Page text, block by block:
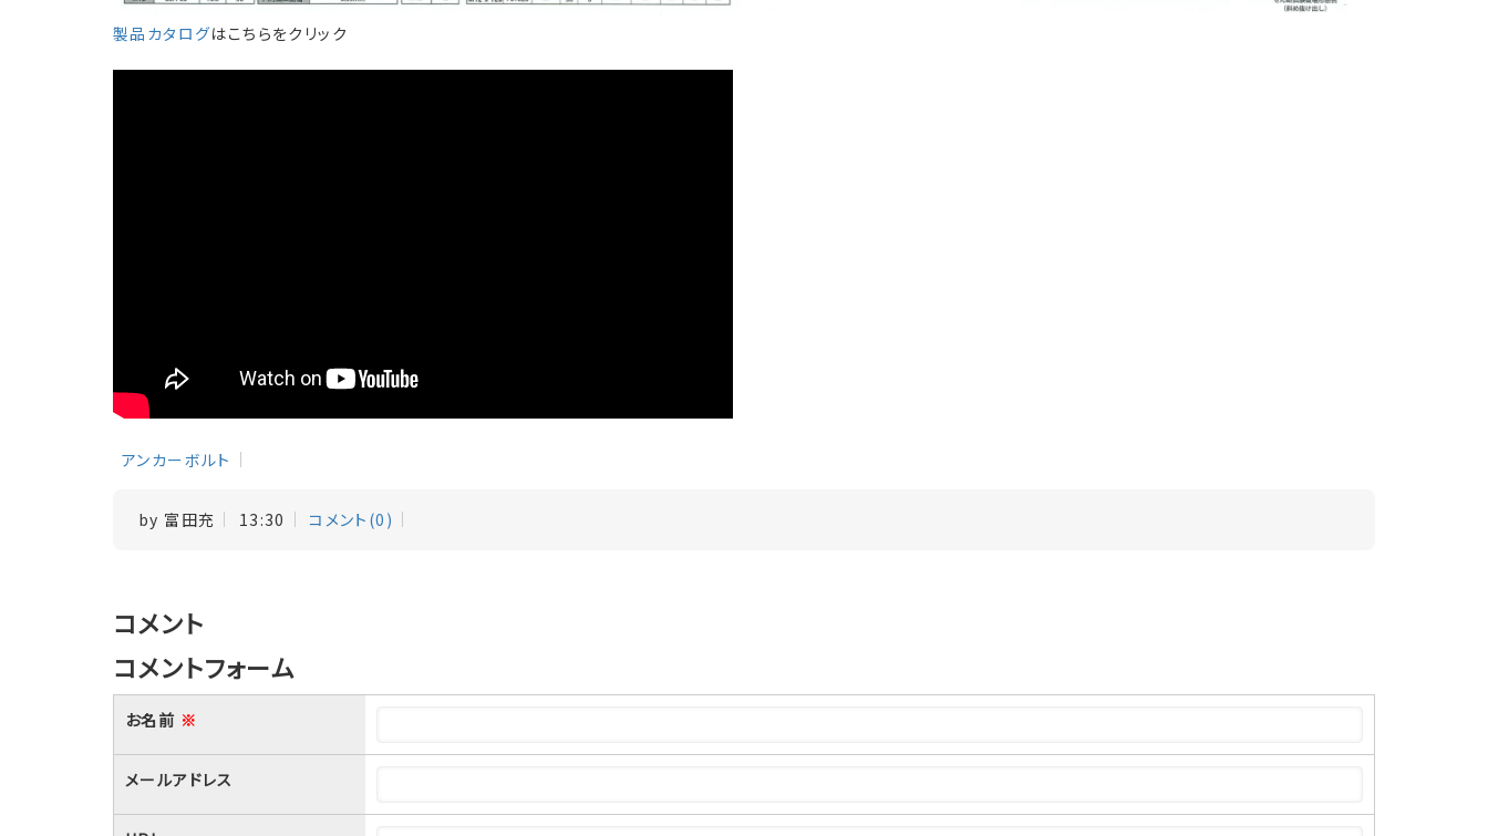
製品カタログはこちらをクリック
アンカーボルト
by 富田充 13:30 コメント(0)
コメント
コメントフォーム
お名前 ※
メールアドレス